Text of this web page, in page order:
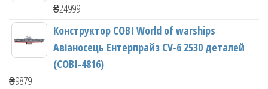
₴24999
Конструктор COBI World of warships
Авіаносець Ентерпрайз CV-6 2530 деталей
(COBI-4816)
₴9879